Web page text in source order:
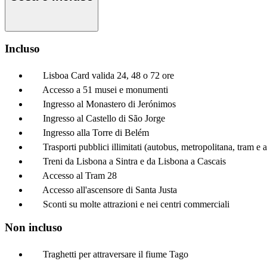
Incluso
Lisboa Card valida 24, 48 o 72 ore
Accesso a 51 musei e monumenti
Ingresso al Monastero di Jerónimos
Ingresso al Castello di São Jorge
Ingresso alla Torre di Belém
Trasporti pubblici illimitati (autobus, metropolitana, tram e
Treni da Lisbona a Sintra e da Lisbona a Cascais
Accesso al Tram 28
Accesso all'ascensore di Santa Justa
Sconti su molte attrazioni e nei centri commerciali
Non incluso
Traghetti per attraversare il fiume Tago